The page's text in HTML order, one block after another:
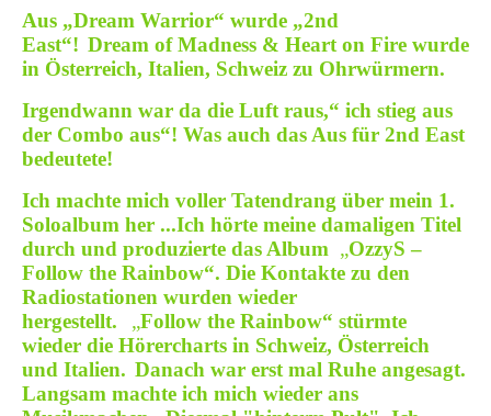
Aus „Dream Warrior“ wurde „2nd
East“! Dream of Madness & Heart on Fire wurde
in Österreich, Italien, Schweiz zu Ohrwürmern.
Irgendwann war da die Luft raus,“ ich stieg aus
der Combo aus“! Was auch das Aus für 2nd East
bedeutete!
Ich machte mich voller Tatendrang über mein 1.
Soloalbum her ...Ich hörte meine damaligen Titel
durch und produzierte das Album „OzzyS –
Follow the Rainbow“. Die Kontakte zu den
Radiostationen wurden wieder
hergestellt.
„Follow the Rainbow“ stürmte
wieder die Hörercharts in Schweiz, Österreich
und Italien. Danach war erst mal Ruhe angesagt.
Langsam machte ich mich wieder ans